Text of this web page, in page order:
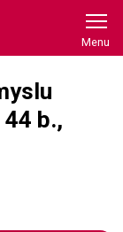
b.,